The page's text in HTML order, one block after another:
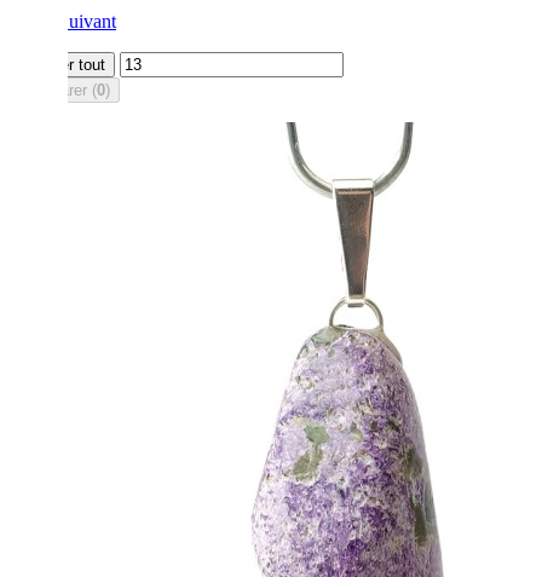
Suivant
Afficher tout
Comparer (0)